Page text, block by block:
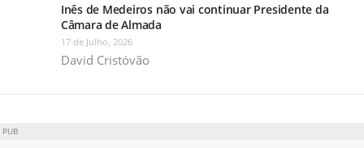
Inês de Medeiros não vai continuar Presidente da
Câmara de Almada
17 de Julho, 2026
David Cristóvão
PUB